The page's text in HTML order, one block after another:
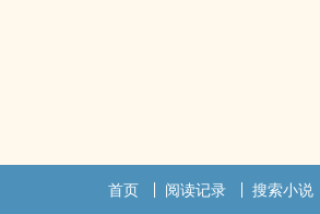
首页 阅读记录 搜索小说